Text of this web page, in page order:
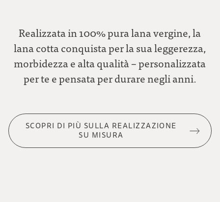
Realizzata in 100% pura lana vergine, la
lana cotta conquista per la sua leggerezza,
morbidezza e alta qualità – personalizzata
per te e pensata per durare negli anni.
SCOPRI DI PIÙ SULLA REALIZZAZIONE
SU MISURA